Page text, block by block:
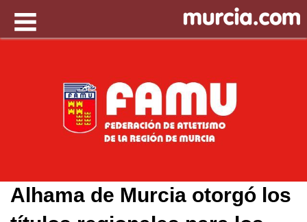
Alhama de Murcia otorgó los